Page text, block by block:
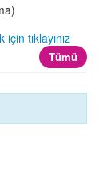
tıklayınız
Tümü